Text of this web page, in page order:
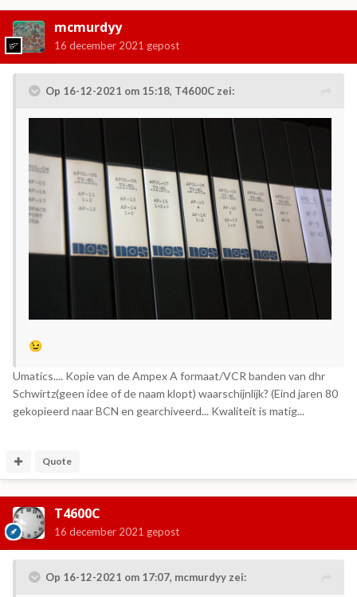
mcmurdyy
16 december 2021 gepost
Op 16-12-2021 om 15:18, T4600C zei:
😉
Umatics.... Kopie van de Ampex A formaat/VCR banden van dhr
Schwirtz(geen idee of de naam klopt) waarschijnlijk? (Eind jaren 80
gekopieerd naar BCN en gearchiveerd... Kwaliteit is matig...
Quote
T4600C
16 december 2021 gepost
Op 16-12-2021 om 17:07, mcmurdyy zei: